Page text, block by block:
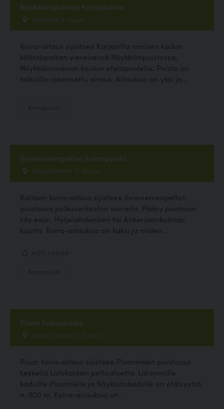
Nöykkiönpuiston koirapuisto
Oxfotintie 8, Espoo
Koira-aitaus sijaitsee Karjasilta nimisen kadun
kääntöpaikan viereisessä Nöykkiönpuistossa,
Nöykkiönlaakson koulun eteläpuolella. Puisto on
talkoilla rakennettu aitaus. Aitauksia on yksi ja...
Iivisniemenpellon koirapuisto
Hyljelahdentie 17, Espoo
Kaitaan koira-aitaus sijaitsee Iivisniemenpellon
puistossa polkuverkoston varrella. Pääsy puistoon
käy esim. Hyljelahdentien tai Ankeriaankulman
kautta. Koira-aitauksia on kaksi ja niiden...
Pisan koirapuisto
Vanha Pisantie 11, Espoo
Pisan koira-aitaus sijaitsee Pisanmäen puistossa
keskellä Latokasken peltoaluetta. Lähimmille
kaduille Pisantielle ja Nöykkiönkadulle on etäisyyttä
n. 500 m. Koira-aitauksia on...